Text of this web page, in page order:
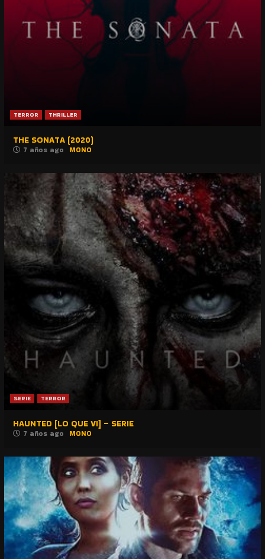
TERROR THRILLER
THE SONATA (2020)
7 años ago MONO
SERIE TERROR
HAUNTED [LO QUE VI] – SERIE
7 años ago MONO